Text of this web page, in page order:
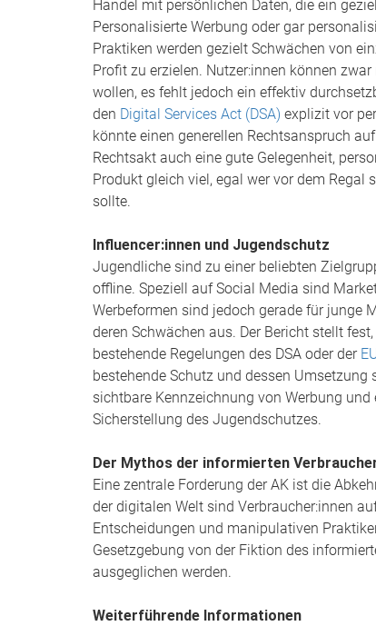
Handel mit persönlichen Daten, die ein
Personalisierte Werbung oder gar
Praktiken werden gezielt Schwächen von
Profit zu erzielen. Nutzer:innen können zwar
wollen, es fehlt jedoch ein effektiv
den Digital Services Act (DSA) explizit vor
könnte einen generellen Rechtsanspruch
Rechtsakt auch eine gute Gelegenheit,
Produkt gleich viel, egal wer vor dem Regal
sollte.
Influencer:innen und Jugendschutz
Jugendliche sind zu einer beliebten
offline. Speziell auf Social Media sind
Werbeformen sind jedoch gerade für junge
deren Schwächen aus. Der Bericht stellt
bestehende Regelungen des DSA oder der
bestehende Schutz und dessen
sichtbare Kennzeichnung von Werbung
Sicherstellung des Jugendschutzes.
Der Mythos der informierten
Eine zentrale Forderung der AK ist die
der digitalen Welt sind Verbraucher:innen
Entscheidungen und manipulativen
Gesetzgebung von der Fiktion des
ausgeglichen werden.
Weiterführende Informationen